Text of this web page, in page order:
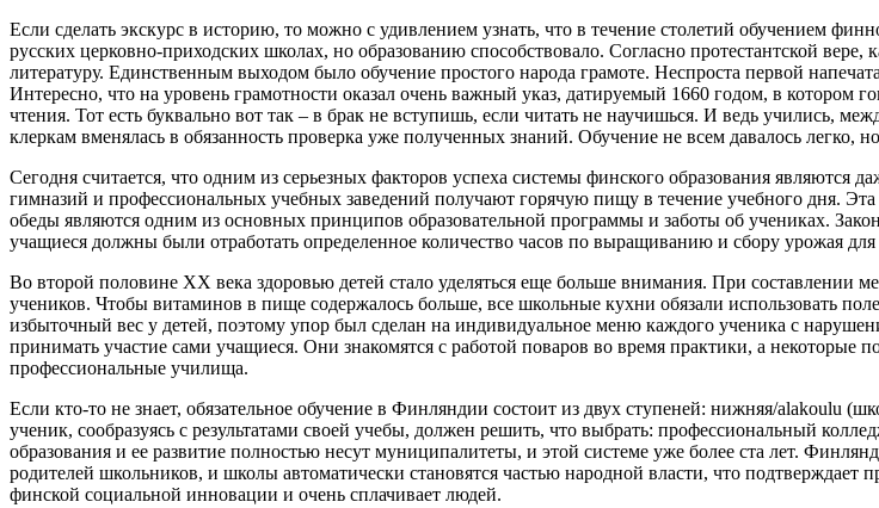
Если сделать экскурс в историю, то можно с удивлением узнать, что в течение столетий обучением
русских церковно-приходских школах, но образованию способствовало. Согласно протестантской
литературу. Единственным выходом было обучение простого народа грамоте. Неспроста первой
Интересно, что на уровень грамотности оказал очень важный указ, датируемый 1660 годом, в котором
чтения. Тот есть буквально вот так – в брак не вступишь, если читать не научишься. И ведь учились,
клеркам вменялась в обязанность проверка уже полученных знаний. Обучение не всем давалось легко,
Сегодня считается, что одним из серьезных факторов успеха системы финского образования
гимназий и профессиональных учебных заведений получают горячую пищу в течение учебного дня.
обеды являются одним из основных принципов образовательной программы и заботы об учениках.
учащиеся должны были отработать определенное количество часов по выращиванию и сбору урожая
Во второй половине ХХ века здоровью детей стало уделяться еще больше внимания. При составлении
учеников. Чтобы витаминов в пище содержалось больше, все школьные кухни обязали использовать
избыточный вес у детей, поэтому упор был сделан на индивидуальное меню каждого ученика с
принимать участие сами учащиеся. Они знакомятся с работой поваров во время практики, а некоторые
профессиональные училища.
Если кто-то не знает, обязательное обучение в Финляндии состоит из двух ступеней: нижняя/alakoulu
ученик, сообразуясь с результатами своей учебы, должен решить, что выбрать: профессиональный
образования и ее развитие полностью несут муниципалитеты, и этой системе уже более ста лет.
родителей школьников, и школы автоматически становятся частью народной власти, что
финской социальной инновации и очень сплачивает людей.